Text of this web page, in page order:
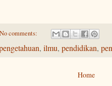
No comments:
, ilmu, pendidikan,
Home